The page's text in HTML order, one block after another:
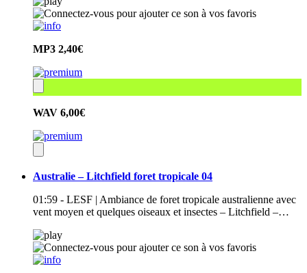
MP3 2,40€
WAV 6,00€
Australie – Litchfield foret tropicale 04
01:59 - LESF | Ambiance de foret tropicale australienne avec
vent moyen et quelques oiseaux et insectes – Litchfield –…